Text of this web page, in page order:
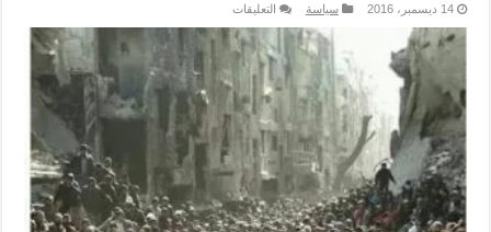
14 ديسمبر، 2016 سياسة التعليقات
صورة
تزاحم
حلب
مغلقة